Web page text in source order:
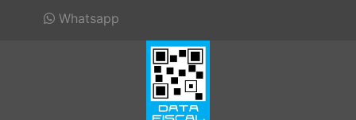
Whatsapp